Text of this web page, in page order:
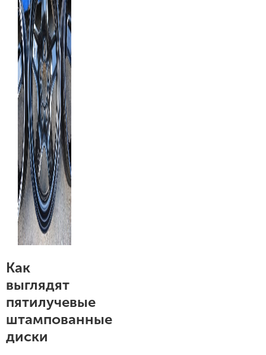
Как
выглядят
пятилучевые
штампованные
диски